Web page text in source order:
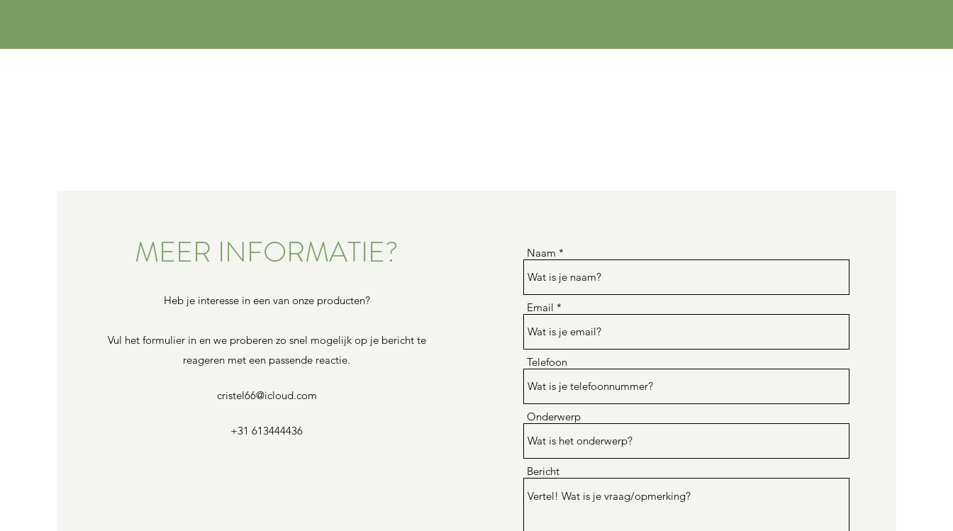
Onze olijfolie is verkrijgbaar in een
scala aan luxe blikken en flessen. Veel
tevreden klanten hebben onze
kwaliteitsolie ontdekt en willen niet
meer anders. Klik op de knop om
en ervaar zelf de bijzondere smaak van
MEER INFORMATIE?
Heb je interesse in een van onze producten?
Vul het formulier in en we proberen zo snel mogelijk op je bericht te
reageren met een passende reactie.
cristel66@icloud.com
+31 613444436
Naam
Email
Telefoon
Onderwerp
Bericht